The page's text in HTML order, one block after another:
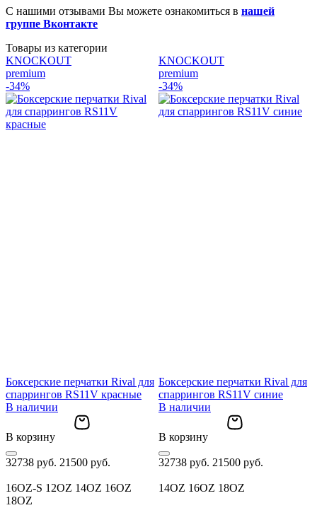
С нашими отзывами Вы можете ознакомиться в нашей
группе Вконтакте
Товары из категории
KNOCKOUT
premium
-34%
Боксерские перчатки Rival для
спаррингов RS11V красные
В наличии
В корзину
32738 руб. 21500 руб.
16OZ-S 12OZ 14OZ 16OZ
18OZ
KNOCKOUT
premium
-34%
Боксерские перчатки Rival для
спаррингов RS11V синие
В наличии
В корзину
32738 руб. 21500 руб.
14OZ 16OZ 18OZ